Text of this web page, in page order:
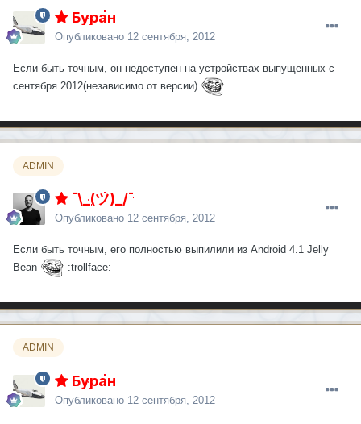
Буран
Опубликовано 12 сентября, 2012
Если быть точным, он недоступен на устройствах выпущенных с
сентября 2012(независимо от версии)
ADMIN
¯\_(ツ)_/¯
Опубликовано 12 сентября, 2012
Если быть точным, его полностью выпилили из Android 4.1 Jelly
Bean
:trollface:
ADMIN
Буран
Опубликовано 12 сентября, 2012